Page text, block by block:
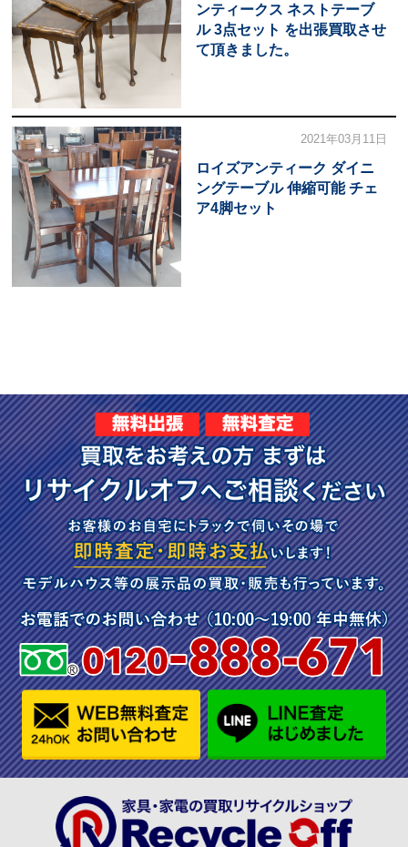
ンティークス ネストテーブ
ル 3点セット を出張買取させ
て頂きました。
2021年03月11日
ロイズアンティーク ダイニ
ングテーブル 伸縮可能 チェ
ア4脚セット